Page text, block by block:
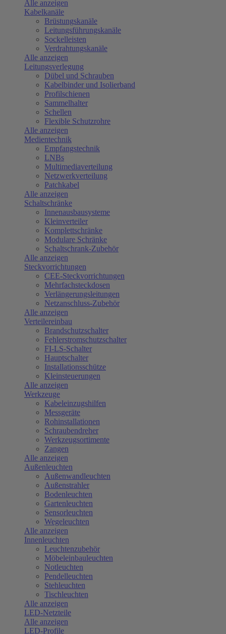
Alle anzeigen
Kabelkanäle
Brüstungskanäle
Leitungsführungskanäle
Sockelleisten
Verdrahtungskanäle
Alle anzeigen
Leitungsverlegung
Dübel und Schrauben
Kabelbinder und Isolierband
Profilschienen
Sammelhalter
Schellen
Flexible Schutzrohre
Alle anzeigen
Medientechnik
Empfangstechnik
LNBs
Multimediaverteilung
Netzwerkverteilung
Patchkabel
Alle anzeigen
Schaltschränke
Innenausbausysteme
Kleinverteiler
Komplettschränke
Modulare Schränke
Schaltschrank-Zubehör
Alle anzeigen
Steckvorrichtungen
CEE-Steckvorrichtungen
Mehrfachsteckdosen
Verlängerungsleitungen
Netzanschluss-Zubehör
Alle anzeigen
Verteilereinbau
Brandschutzschalter
Fehlerstromschutzschalter
FI-LS-Schalter
Hauptschalter
Installationsschütze
Kleinsteuerungen
Alle anzeigen
Werkzeuge
Kabeleinzugshilfen
Messgeräte
Rohinstallationen
Schraubendreher
Werkzeugsortimente
Zangen
Alle anzeigen
Außenleuchten
Außenwandleuchten
Außenstrahler
Bodenleuchten
Gartenleuchten
Sensorleuchten
Wegeleuchten
Alle anzeigen
Innenleuchten
Leuchtenzubehör
Möbeleinbauleuchten
Notleuchten
Pendelleuchten
Stehleuchten
Tischleuchten
Alle anzeigen
LED-Netzteile
Alle anzeigen
LED-Profile